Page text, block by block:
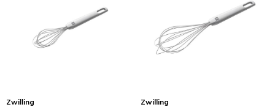
Zwilling
Zwilling